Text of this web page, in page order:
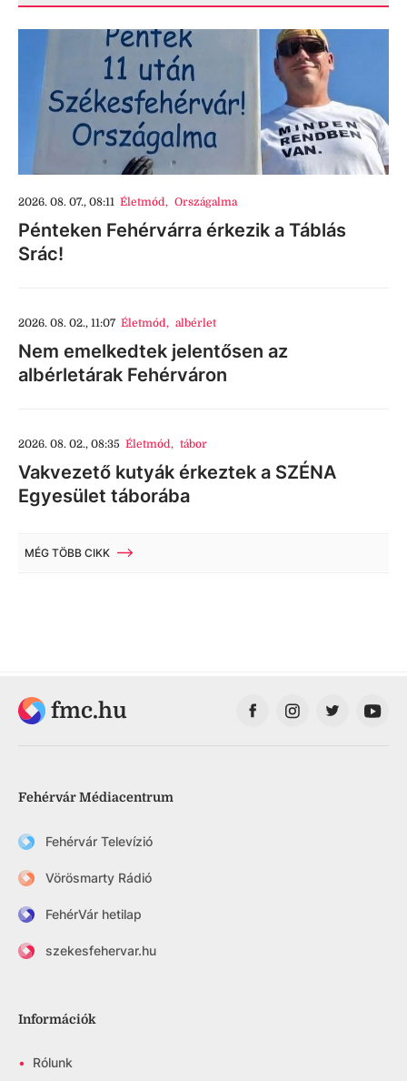
2026. 08. 07., 08:11 Életmód, Országalma
Pénteken Fehérvárra érkezik a Táblás
Srác!
2026. 08. 02., 11:07 Életmód, albérlet
Nem emelkedtek jelentősen az
albérletárak Fehérváron
2026. 08. 02., 08:35 Életmód, tábor
Vakvezető kutyák érkeztek a SZÉNA
Egyesület táborába
MÉG TÖBB CIKK
fmc.hu
Fehérvár Médiacentrum
Fehérvár Televízió
Vörösmarty Rádió
FehérVár hetilap
szekesfehervar.hu
Információk
• Rólunk